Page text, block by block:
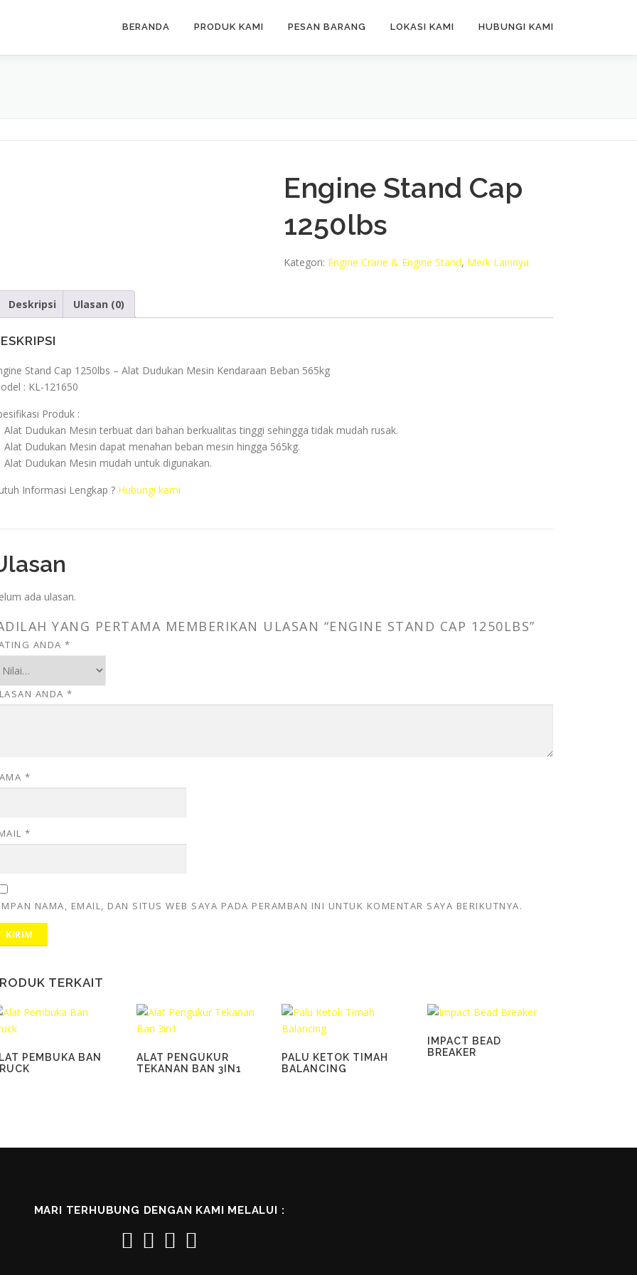
BERANDA PRODUK KAMI PESAN BARANG LOKASI KAMI HUBUNGI KAMI
Engine Stand Cap
1250lbs
Kategori: Engine Crane & Engine Stand, Merk Lainnya
Deskripsi Ulasan (0)
Stand Cap 1250lbs – Alat Dudukan Mesin Kendaraan Beban 565kg
: KL-121650
Produk :
Alat Dudukan Mesin terbuat dari bahan berkualitas tinggi sehingga tidak mudah rusak.
Alat Dudukan Mesin dapat menahan beban mesin hingga 565kg.
Alat Dudukan Mesin mudah untuk digunakan.
Informasi Lengkap ? Hubungi kami
ada ulasan.
YANG PERTAMA MEMBERIKAN ULASAN “ENGINE STAND CAP 1250LBS”
ANDA *
ANDA *
*
*
NAMA, EMAIL, DAN SITUS WEB SAYA PADA PERAMBAN INI UNTUK KOMENTAR SAYA BERIKUTNYA.
TERKAIT
PEMBUKA BAN
ALAT PENGUKUR
TEKANAN BAN 3IN1
PALU KETOK TIMAH
BALANCING
IMPACT BEAD
BREAKER
MARI TERHUBUNG DENGAN KAMI MELALUI :